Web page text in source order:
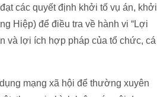
các quyết định khởi tố vụ án, khởi
Hiệp) để điều tra về hành vi “Lợi
và lợi ích hợp pháp của tổ chức, cá
mạng xã hội để thường xuyên